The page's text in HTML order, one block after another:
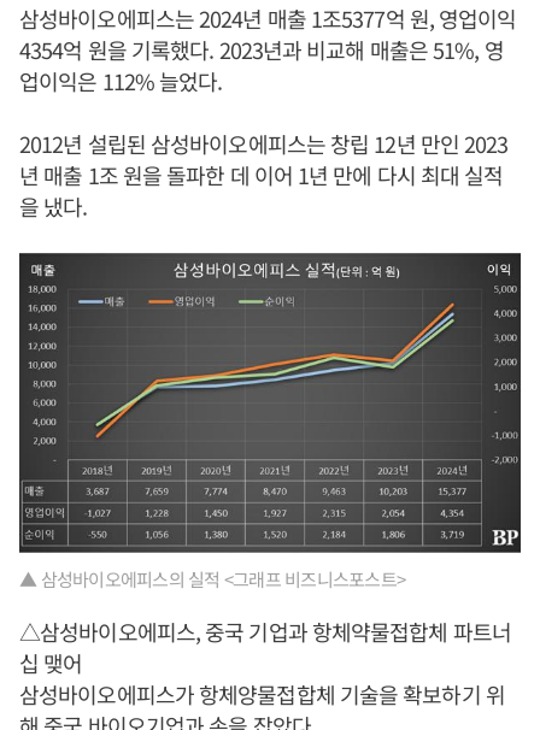
삼성바이오에피스는 2024년 매출 1조5377억 원, 영업이익
4354억 원을 기록했다. 2023년과 비교해 매출은 51%, 영
업이익은 112% 늘었다.
2012년 설립된 삼성바이오에피스는 창립 12년 만인 2023
년 매출 1조 원을 돌파한 데 이어 1년 만에 다시 최대 실적
을 냈다.
▲ 삼성바이오에피스의 실적 <그래프 비즈니스포스트>
△삼성바이오에피스, 중국 기업과 항체약물접합체 파트너
십 맺어
삼성바이오에피스가 항체양물접합체 기술을 확보하기 위